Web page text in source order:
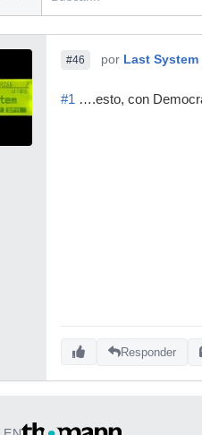
#46 por Last System
#1 ….esto, con
Responder